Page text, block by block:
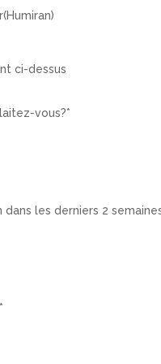
ci-dessus
vous?*
les derniers 2
*